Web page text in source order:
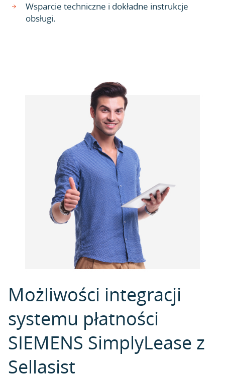
Wsparcie techniczne i dokładne instrukcje
obsługi.
Możliwości integracji
systemu płatności
SIEMENS SimplyLease z
Sellasist